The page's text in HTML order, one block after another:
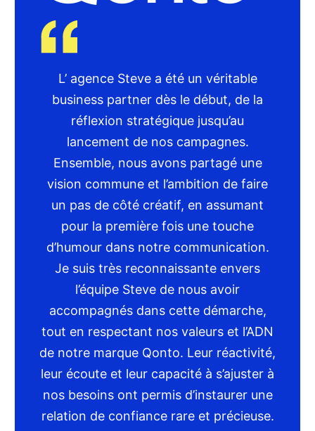
L’ agence Steve a été un véritable
business partner dès le début, de la
réflexion stratégique jusqu’au
lancement de nos campagnes.
Ensemble, nous avons partagé une
vision commune et l’ambition de faire
un pas de côté créatif, en assumant
pour la première fois une touche
d’humour dans notre communication.
Je suis très reconnaissante envers
l’équipe Steve de nous avoir
accompagnés dans cette démarche,
tout en respectant nos valeurs et l’ADN
de notre marque Qonto. Leur réactivité,
leur écoute et leur capacité à s’ajuster à
nos besoins ont permis d’instaurer une
relation de confiance rare et précieuse.